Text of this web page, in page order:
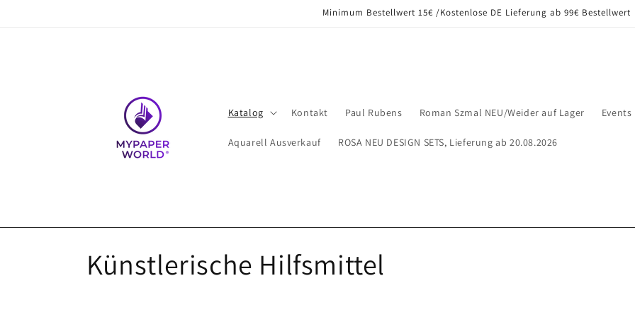
Minimum Bestellwert 15€ /Kostenlose DE Lieferung ab 99€ Bestellwert
Katalog Kontakt Paul Rubens Roman Szmal NEU/Weider auf Lager Events
Aquarell Ausverkauf ROSA NEU DESIGN SETS, Lieferung ab 20.08.2026
K
Künstlerische Hilfsmittel